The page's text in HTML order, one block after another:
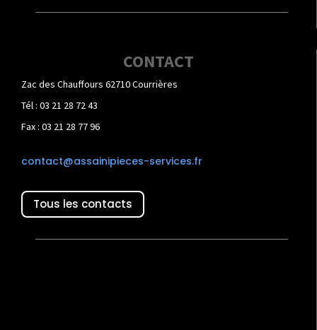
CONTACT
Zac des Chauffours 62710 Courrières
Tél : 03 21 28 72 43
Fax : 03 21 28 77 96
contact@assainipieces-services.fr
Tous les contacts